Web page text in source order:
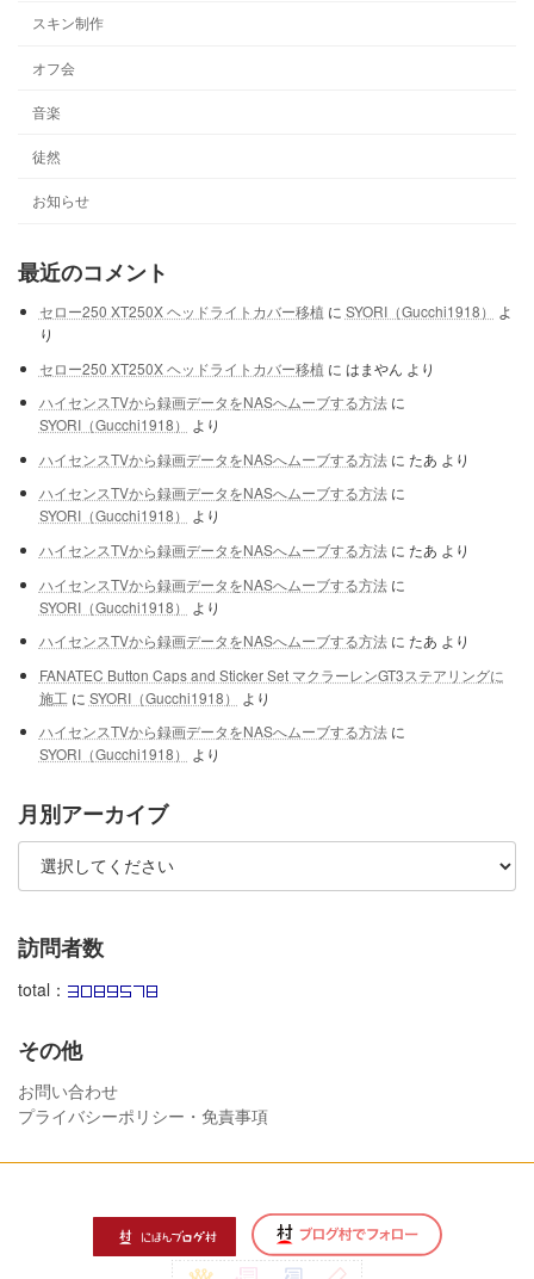
スキン制作
オフ会
音楽
徒然
お知らせ
最近のコメント
セロー250 XT250X ヘッドライトカバー移植 に SYORI（Gucchi1918）
よ
り
セロー250 XT250X ヘッドライトカバー移植 に はまやん より
ハイセンスTVから録画データをNASへムーブする方法に
SYORI（Gucchi1918）
より
ハイセンスTVから録画データをNASへムーブする方法に たあ より
ハイセンスTVから録画データをNASへムーブする方法に
SYORI（Gucchi1918）
より
ハイセンスTVから録画データをNASへムーブする方法に たあ より
ハイセンスTVから録画データをNASへムーブする方法に
SYORI（Gucchi1918）
より
ハイセンスTVから録画データをNASへムーブする方法に たあ より
FANATEC Button Caps and Sticker Set マクラーレンGT3ステアリングに
施工 に SYORI（Gucchi1918）
より
ハイセンスTVから録画データをNASへムーブする方法に
SYORI（Gucchi1918）
より
月別アーカイブ
訪問者数
total：
その他
お問い合わせ
プライバシーポリシー・免責事項